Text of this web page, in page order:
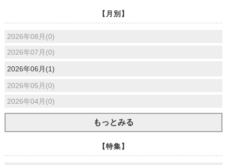
【月別】
2026年08月(0)
2026年07月(0)
2026年06月(1)
2026年05月(0)
2026年04月(0)
もっとみる
【特集】